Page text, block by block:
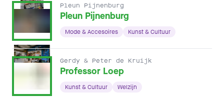
Pleun Pijnenburg
Pleun Pijnenburg
Mode & Accesoires Kunst & Cultuur
Gerdy & Peter de Kruijk
Professor Loep
Kunst & Cultuur Welzijn